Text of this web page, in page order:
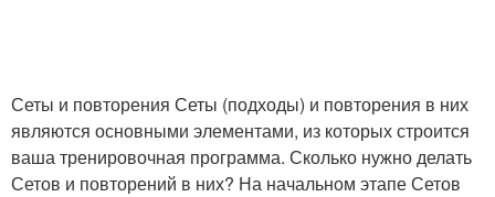
Сеты и повторения Сеты (подходы) и повторения в них
являются основными элементами, из которых строится
ваша тренировочная программа. Сколько нужно делать
Сетов и повторений в них? На начальном этапе Сетов